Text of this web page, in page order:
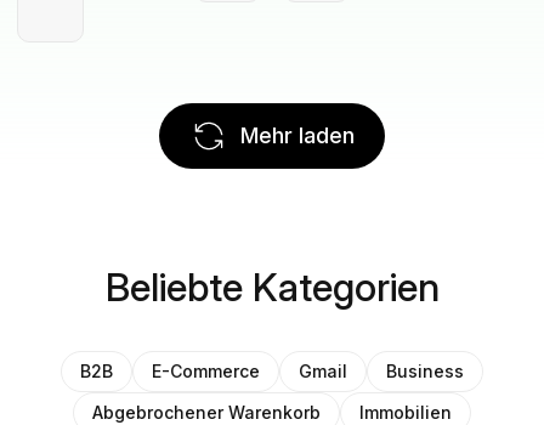
Mehr laden
Beliebte Kategorien
B2B E-Commerce Gmail
Business
Abgebrochener Warenkorb
Immobilien